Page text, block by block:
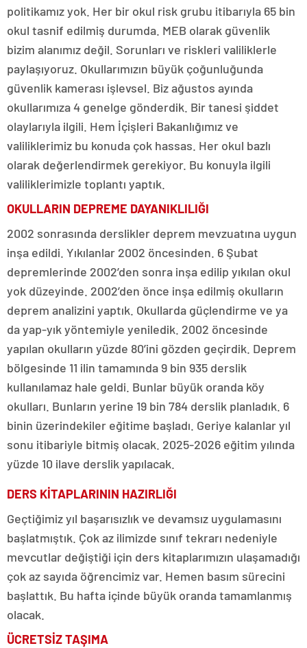
politikamız yok. Her bir okul risk grubu itibarıyla 65 bin
okul tasnif edilmiş durumda. MEB olarak güvenlik
bizim alanımız değil. Sorunları ve riskleri valiliklerle
paylaşıyoruz. Okullarımızın büyük çoğunluğunda
güvenlik kamerası işlevsel. Biz ağustos ayında
okullarımıza 4 genelge gönderdik. Bir tanesi şiddet
olaylarıyla ilgili. Hem İçişleri Bakanlığımız ve
valiliklerimiz bu konuda çok hassas. Her okul bazlı
olarak değerlendirmek gerekiyor. Bu konuyla ilgili
valiliklerimizle toplantı yaptık.
OKULLARIN DEPREME DAYANIKLILIĞI
2002 sonrasında derslikler deprem mevzuatına uygun
inşa edildi. Yıkılanlar 2002 öncesinden. 6 Şubat
depremlerinde 2002’den sonra inşa edilip yıkılan okul
yok düzeyinde. 2002’den önce inşa edilmiş okulların
deprem analizini yaptık. Okullarda güçlendirme ve ya
da yap-yık yöntemiyle yeniledik. 2002 öncesinde
yapılan okulların yüzde 80’ini gözden geçirdik. Deprem
bölgesinde 11 ilin tamamında 9 bin 935 derslik
kullanılamaz hale geldi. Bunlar büyük oranda köy
okulları. Bunların yerine 19 bin 784 derslik planladık. 6
binin üzerindekiler eğitime başladı. Geriye kalanlar yıl
sonu itibariyle bitmiş olacak. 2025-2026 eğitim yılında
yüzde 10 ilave derslik yapılacak.
DERS KİTAPLARININ HAZIRLIĞI
Geçtiğimiz yıl başarısızlık ve devamsız uygulamasını
başlatmıştık. Çok az ilimizde sınıf tekrarı nedeniyle
mevcutlar değiştiği için ders kitaplarımızın ulaşamadığı
çok az sayıda öğrencimiz var. Hemen basım sürecini
başlattık. Bu hafta içinde büyük oranda tamamlanmış
olacak.
ÜCRETSİZ TAŞIMA